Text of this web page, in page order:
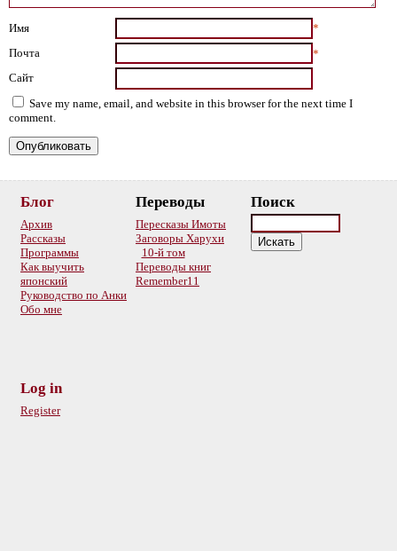
Имя
*
Почта
*
Сайт
Save my name, email, and website in this browser for the next time I
comment.
Блог
Архив
Рассказы
Программы
Как выучить
японский
Руководство по Анки
Обо мне
Переводы
Пересказы Имоты
Заговоры Харухи
10-й том
Переводы книг
Remember11
Поиск
Log in
Register